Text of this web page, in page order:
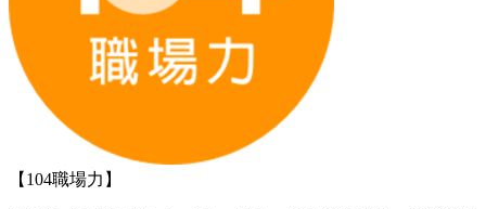
【104職場力】